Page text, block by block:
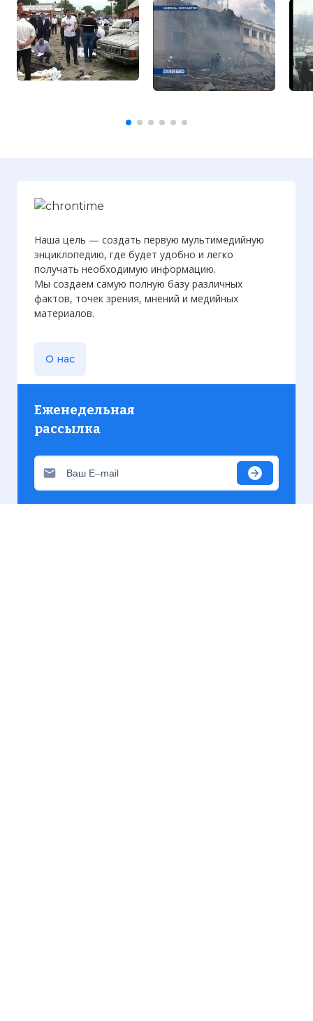
Наша цель — создать первую мультимедийную
энциклопедию, где будет удобно и легко
получать необходимую информацию.
Мы создаем самую полную базу различных
фактов, точек зрения, мнений и медийных
материалов.
О нас
Еженедельная
рассылка